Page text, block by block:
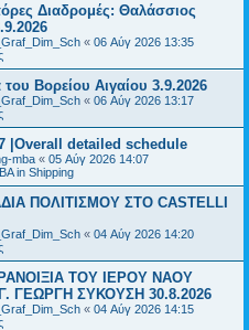
Διαδρομές: Θαλάσσιος
« 06 Αύγ 2026 13:35
Βορείου Αιγαίου 3.9.2026
« 06 Αύγ 2026 13:17
|Overall detailed schedule
mba « 05 Αύγ 2026 14:07
in Shipping
ΠΟΛΙΤΙΣΜΟΥ ΣΤΟ CASTELLI
« 04 Αύγ 2026 14:20
ΤΟΥ ΙΕΡΟΥ ΝΑΟΥ
ΓΕΩΡΓΗ ΣΥΚΟΥΣΗ 30.8.2026
« 04 Αύγ 2026 14:15